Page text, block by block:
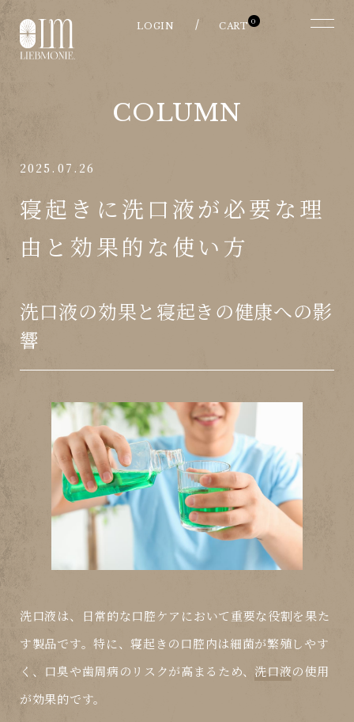
0
COLUMN
2025.07.26
寝起きに洗口液が必要な理
由と効果的な使い方
洗口液の効果と寝起きの健康への影
響
洗口液は、日常的な口腔ケアにおいて重要な役割を果た
す製品です。特に、寝起きの口腔内は細菌が繁殖しやす
く、口臭や歯周病のリスクが高まるため、洗口液の使用
が効果的です。